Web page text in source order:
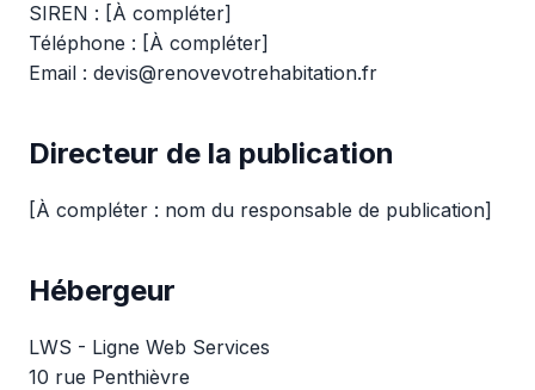
SIREN : [À compléter]
Téléphone : [À compléter]
Email : devis@renovevotrehabitation.fr
Directeur de la publication
[À compléter : nom du responsable de publication]
Hébergeur
LWS - Ligne Web Services
10 rue Penthièvre